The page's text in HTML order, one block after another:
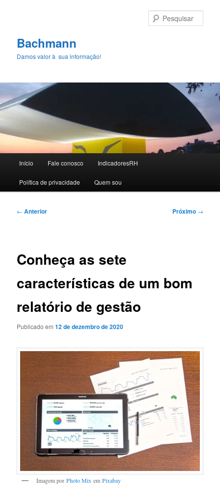
principalBachmann
Damos valor à sua informação!
principal
Início Fale conosco IndicadoresRH
Polí­tica de privacidade Quem sou
Navegação
← Anterior Próximo →
Conheça as sete
características de um bom
relatório de gestão
Publicado em12 de dezembro de 2020
Imagem porPhoto Mix emPixabay